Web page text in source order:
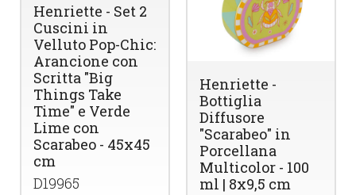
Henriette - Set 2
Cuscini in
Velluto Pop-Chic:
Arancione con
Scritta "Big
Things Take
Time" e Verde
Lime con
Scarabeo - 45x45
cm
D19965
Henriette -
Bottiglia
Diffusore
"Scarabeo" in
Porcellana
Multicolor - 100
ml | 8x9,5 cm